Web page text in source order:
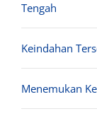
Tengah
Keindahan
Menemukan